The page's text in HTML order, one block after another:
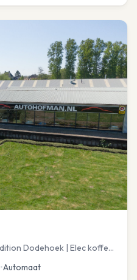
Dodehoek | Elec koffer
•Automaat